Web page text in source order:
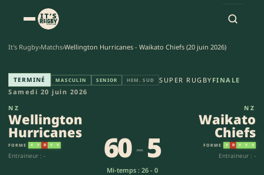
It's Rugby›Matchs›Wellington Hurricanes - Waikato Chiefs (20 juin 2026)
Wellington Hurricanes -
TERMINÉ MASCULIN SENIOR HEM. SUD SUPER RUGBY FINALE
Samedi 20 juin 2026
NZ
Wellington
Hurricanes
FORME V V D V V
Entraineur : - 60-5
Mi-temps : 26 - 0
NZ
Waikato
Chiefs
FORME V D V V V
Entraineur : -